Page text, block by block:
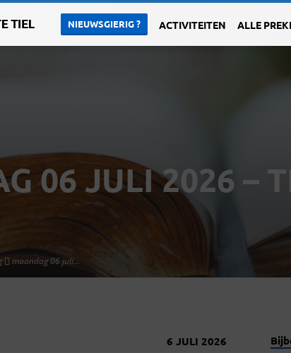
NIEUWSGIERIG ? ACTIVITEITEN ALLE
06 JULI 2026 –
maandag 06 juli…
6 JULI 2026